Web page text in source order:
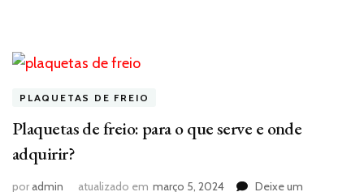
PLAQUETAS DE FREIO
Plaquetas de freio: para o que serve e onde
adquirir?
poradmin atualizado em março 5, 2024
Deixe um